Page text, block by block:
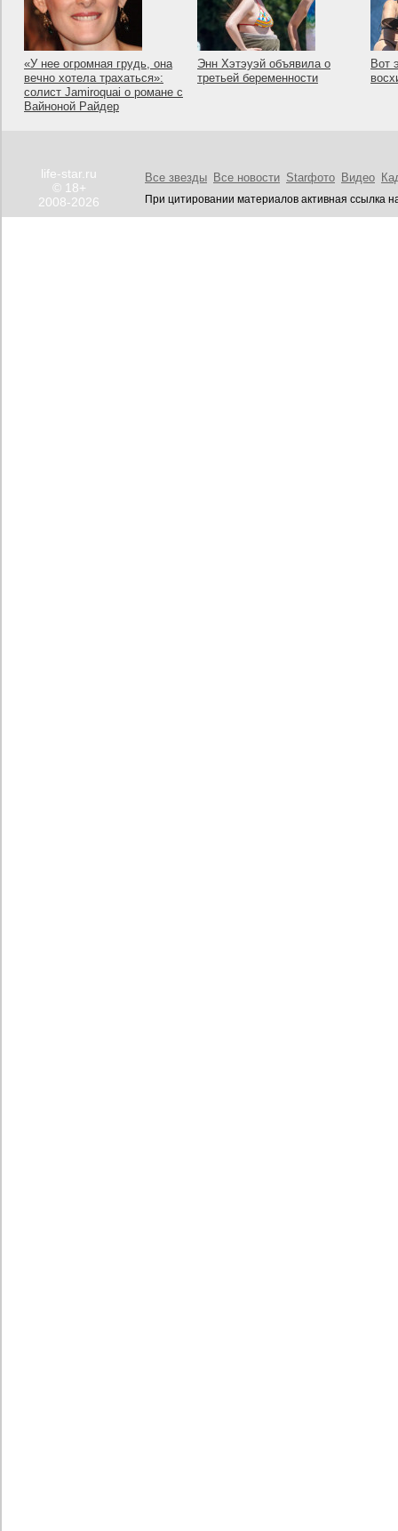
«У нее огромная грудь, она
вечно хотела трахаться»:
солист Jamiroquai о романе с
Вайноной Райдер
Энн Хэтэуэй объявила о
третьей беременности
Вот
life-star.ru
© 18+
2008-2026
Все звезды Все новости Starфото Видео
При цитировании материалов активная ссылка